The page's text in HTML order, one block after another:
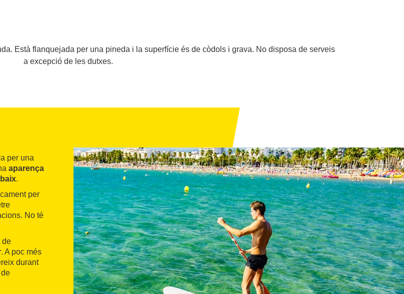
Està flanquejada per una pineda i la superfície és de còdols i grava. No disposa de serveis
a excepció de les dutxes.
per una
aparença
.
per
No té
de
. A poc més
durant